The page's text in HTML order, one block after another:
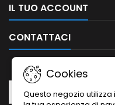
IL TUO ACCOUNT
CONTATTACI
Cookies
Questo negozio